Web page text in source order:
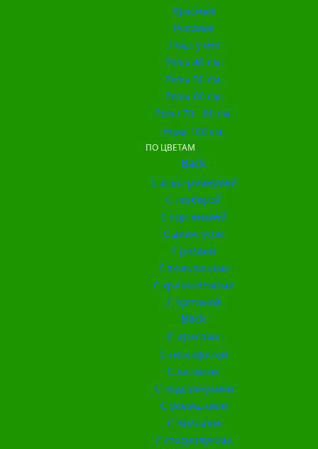
Красные
Розовые
Поштучно
Розы 40 см.
Розы 50 см.
Розы 60 см.
Розы 70 - 80 см.
Розы 100 см.
ПО ЦВЕТАМ
Back
С альстромерией
С герберой
С гортензией
С диантусом
С розами
С тюльпанами
С хризантемами
С эустомой
Back
С ирисами
С гипсофилой
С лилиями
С подсолнухами
С ромашками
С пионами
С гладиолусами